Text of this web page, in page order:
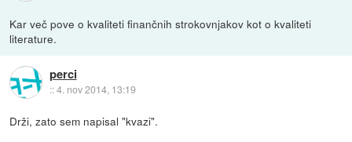
Kar več pove o kvaliteti finančnih strokovnjakov kot o kvaliteti
literature.
perci
::4. nov 2014, 13:19
Drži, zato sem napisal "kvazi".